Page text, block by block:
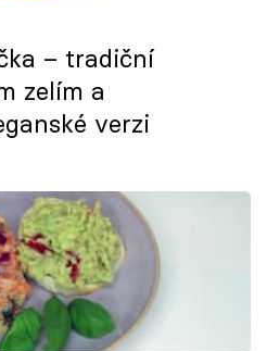
– tradiční
zelím a
verzi